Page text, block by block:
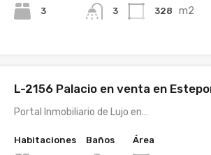
3 3 328 m2
L-2156 Palacio en venta en
Portal Inmobiliario de Lujo en…
Habitaciones Baños Área